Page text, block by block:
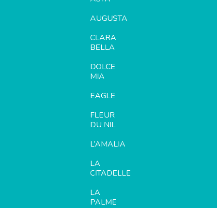
AUGUSTA
CLARA
BELLA
DOLCE
MIA
EAGLE
FLEUR
DU NIL
L’AMALIA
LA
CITADELLE
LA
PALME